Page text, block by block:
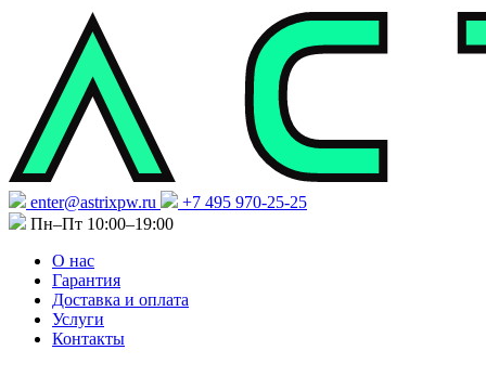
enter@astrixpw.ru
+7 495 970-25-25
Пн–Пт 10:00–19:00
О нас
Гарантия
Доставка и оплата
Услуги
Контакты